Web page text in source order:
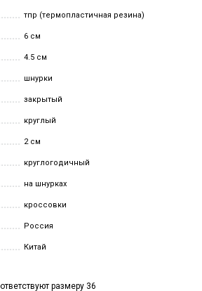
тпр (термопластичная резина)
6 см
4.5 см
шнурки
закрытый
круглый
2 см
круглогодичный
на шнурках
кроссовки
Россия
Китай
размеру 36